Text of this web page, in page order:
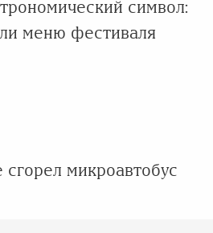
символ:
меню фестиваля
микроавтобус